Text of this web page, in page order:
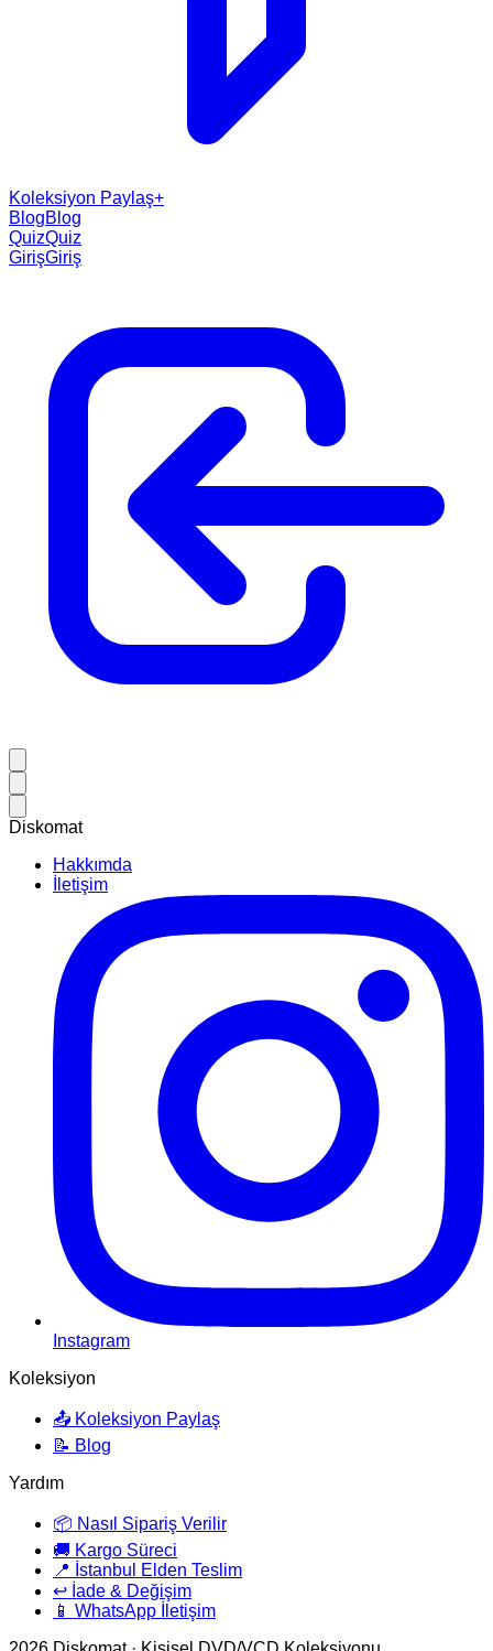
Koleksiyon Paylaş+
BlogBlog
QuizQuiz
GirişGiriş
Diskomat
Hakkımda
İletişim
Instagram
Koleksiyon
📤 Koleksiyon Paylaş
📝 Blog
Yardım
📦 Nasıl Sipariş Verilir
🚚 Kargo Süreci
📍 İstanbul Elden Teslim
↩️ İade & Değişim
📱 WhatsApp İletişim